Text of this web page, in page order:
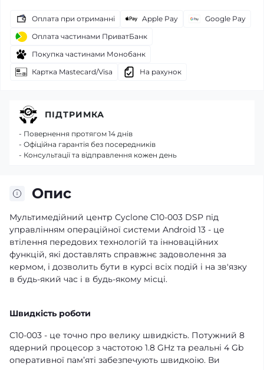
Оплата при отриманні Apple Pay
Google Pay
Оплата частинами ПриватБанк
Покупка частинами Монобанк
Картка Mastecard/Visa
На рахунок
Опис
Мультимедійний центр Cyclone C10-003 DSP під
управлінням операційної системи Android 13 - це
втілення передових технологій та інноваційних
функцій, які доставлять справжнє задоволення за
кермом, і дозволить бути в курсі всіх подій і на зв'язку
в будь-який час і в будь-якому місці.
Швидкість роботи
C10-003 - це точно про велику швидкість. Потужний 8
ядерний процесор з частотою 1.8 GHz та реальні 4 Gb
оперативної памʼяті забезпечують швидкоію. Ви
ПІДТРИМКА
- Повернення протягом 14 днів
- Офіційна гарантія без посередників
- Консультації та відправлення кожен день